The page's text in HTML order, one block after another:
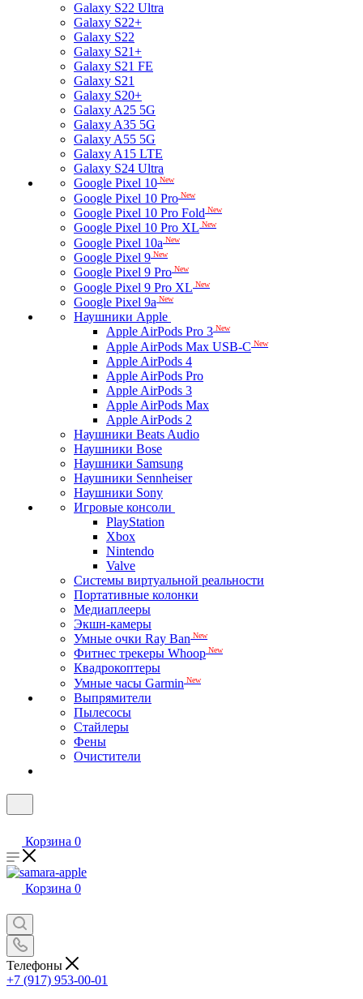
Galaxy S22 Ultra
Galaxy S22+
Galaxy S22
Galaxy S21+
Galaxy S21 FE
Galaxy S21
Galaxy S20+
Galaxy A25 5G
Galaxy A35 5G
Galaxy A55 5G
Galaxy A15 LTE
Galaxy S24 Ultra
Google Pixel 10 New
Google Pixel 10 Pro New
Google Pixel 10 Pro Fold New
Google Pixel 10 Pro XL New
Google Pixel 10a New
Google Pixel 9 New
Google Pixel 9 Pro New
Google Pixel 9 Pro XL New
Google Pixel 9a New
Наушники Apple
Apple AirPods Pro 3 New
Apple AirPods Max USB-C New
Apple AirPods 4
Apple AirPods Pro
Apple AirPods 3
Apple AirPods Max
Apple AirPods 2
Наушники Beats Audio
Наушники Bose
Наушники Samsung
Наушники Sennheiser
Наушники Sony
Игровые консоли
PlayStation
Xbox
Nintendo
Valve
Системы виртуальной реальности
Портативные колонки
Медиаплееры
Экшн-камеры
Умные очки Ray Ban New
Фитнес трекеры Whoop New
Квадрокоптеры
Умные часы Garmin New
Выпрямители
Пылесосы
Стайлеры
Фены
Очистители
Корзина 0
Корзина 0
Телефоны
+7 (917) 953-00-01